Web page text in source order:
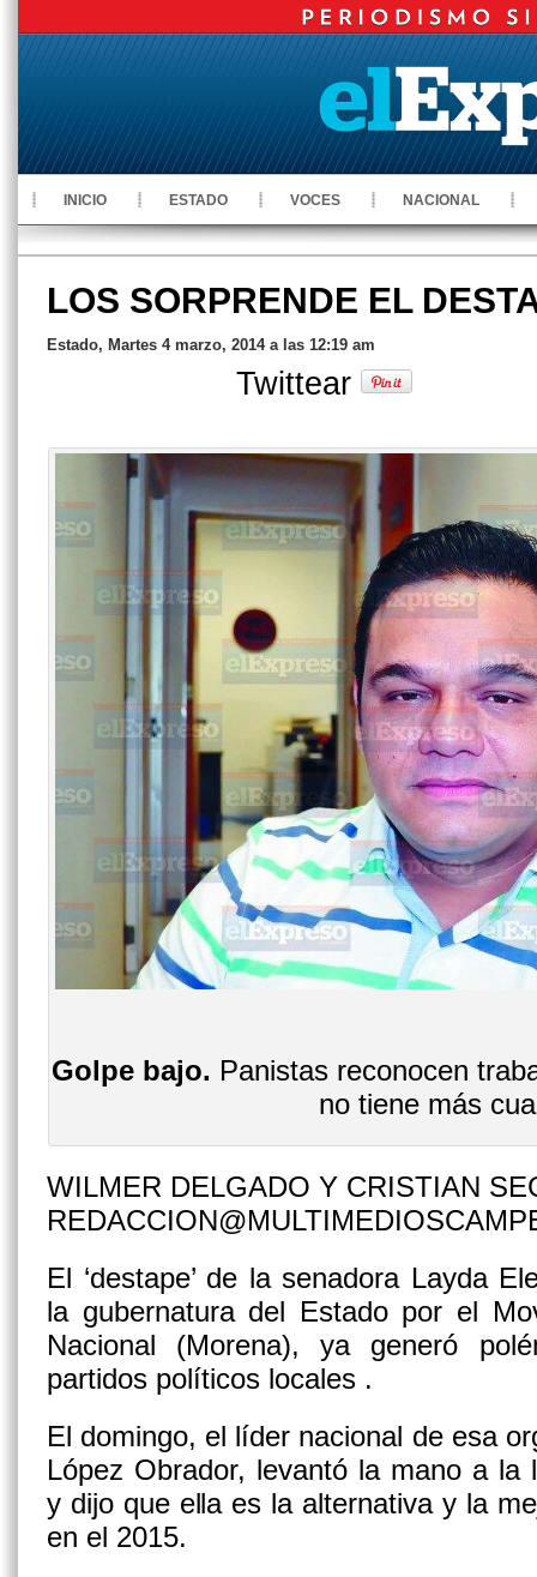
INICIO ESTADO VOCES NACIONAL
LOS SORPRENDE EL
Estado, Martes 4 marzo, 2014 a las 12:19 am
Twittear
Golpe bajo. Panistas reconocen
no tiene más
WILMER DELGADO Y CRISTIAN
El ‘destape’ de la senadora Layda
la gubernatura del Estado por el
Nacional (Morena), ya generó
partidos políticos locales .
El domingo, el líder nacional de esa
López Obrador, levantó la mano a la
y dijo que ella es la alternativa y la
en el 2015.